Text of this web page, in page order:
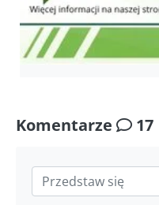
Komentarze 17